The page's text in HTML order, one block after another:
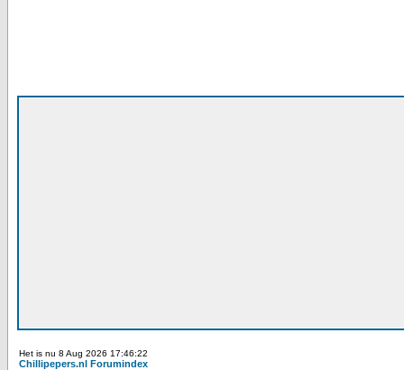
Het is nu 8 Aug 2026 17:46:22
Chillipepers.nl Forumindex